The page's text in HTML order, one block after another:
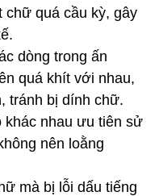
chữ quá cầu kỳ, gây
dòng trong ấn
quá khít với nhau,
tránh bị dính chữ.
khác nhau ưu tiên sử
nên loằng
mà bị lỗi dấu tiếng